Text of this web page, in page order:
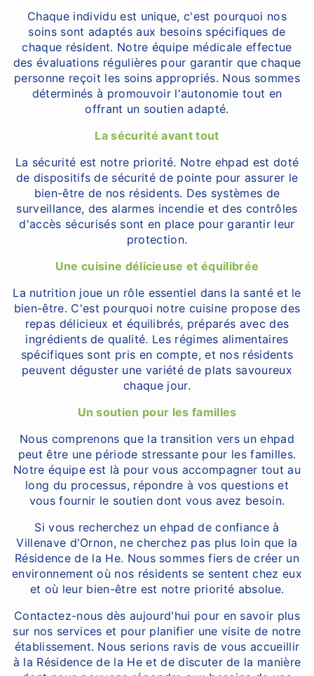
Chaque individu est unique, c'est pourquoi nos
soins sont adaptés aux besoins spécifiques de
chaque résident. Notre équipe médicale effectue
des évaluations régulières pour garantir que chaque
personne reçoit les soins appropriés. Nous sommes
déterminés à promouvoir l'autonomie tout en
offrant un soutien adapté.
La sécurité avant tout
La sécurité est notre priorité. Notre ehpad est doté
de dispositifs de sécurité de pointe pour assurer le
bien-être de nos résidents. Des systèmes de
surveillance, des alarmes incendie et des contrôles
d'accès sécurisés sont en place pour garantir leur
protection.
Une cuisine délicieuse et équilibrée
La nutrition joue un rôle essentiel dans la santé et le
bien-être. C'est pourquoi notre cuisine propose des
repas délicieux et équilibrés, préparés avec des
ingrédients de qualité. Les régimes alimentaires
spécifiques sont pris en compte, et nos résidents
peuvent déguster une variété de plats savoureux
chaque jour.
Un soutien pour les familles
Nous comprenons que la transition vers un ehpad
peut être une période stressante pour les familles.
Notre équipe est là pour vous accompagner tout au
long du processus, répondre à vos questions et
vous fournir le soutien dont vous avez besoin.
Si vous recherchez un ehpad de confiance à
Villenave d'Ornon, ne cherchez pas plus loin que la
Résidence de la He. Nous sommes fiers de créer un
environnement où nos résidents se sentent chez eux
et où leur bien-être est notre priorité absolue.
Contactez-nous dès aujourd'hui pour en savoir plus
sur nos services et pour planifier une visite de notre
établissement. Nous serions ravis de vous accueillir
à la Résidence de la He et de discuter de la manière